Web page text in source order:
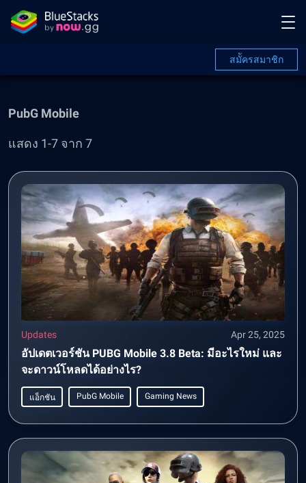
สมััครสมาชิก
PubG Mobile
แสดง 1-7 จาก 7
Updates Apr 25, 2025
อัปเดตเวอร์ชัน PUBG Mobile 3.8 Beta: มีอะไรใหม่ และ
จะดาวน์โหลดได้อย่างไร?
แอ็กชัน PubG Mobile Gaming News